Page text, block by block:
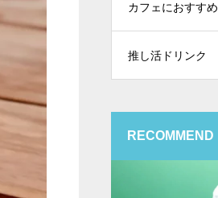
カフェにおすすめ
推し活ドリンク
RECOMMEND